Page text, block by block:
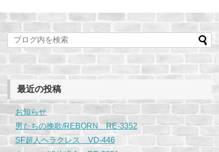
最近の投稿
お知らせ
男たちの挽歌/REBORN RE-3352
SF超人ヘラクレス VD-446